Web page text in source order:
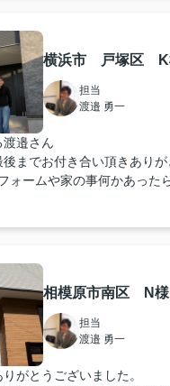
横浜市 戸塚区 K
担当
渡邉 勇一
渡邉さん
までお付き合い頂きあり
ォームや家の事何かあった
相模原市南区 N様
担当
渡邉 勇一
がとうございました。